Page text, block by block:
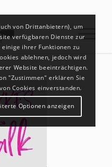
von Drittanbietern), um
verfügbaren Dienste zur
ihrer Funktionen zu
ablehnen, jedoch wird
Website beeinträchtigen.
"Zustimmen" erklären Sie
Cookies einverstanden.
Optionen anzeigen